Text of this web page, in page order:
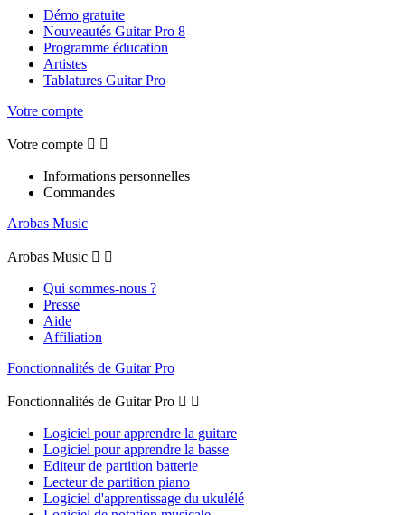
Démo gratuite
Nouveautés Guitar Pro 8
Programme éducation
Artistes
Tablatures Guitar Pro
Votre compte
Votre compte  
Informations personnelles
Commandes
Arobas Music
Arobas Music  
Qui sommes-nous ?
Presse
Aide
Affiliation
Fonctionnalités de Guitar Pro
Fonctionnalités de Guitar Pro  
Logiciel pour apprendre la guitare
Logiciel pour apprendre la basse
Editeur de partition batterie
Lecteur de partition piano
Logiciel d'apprentissage du ukulélé